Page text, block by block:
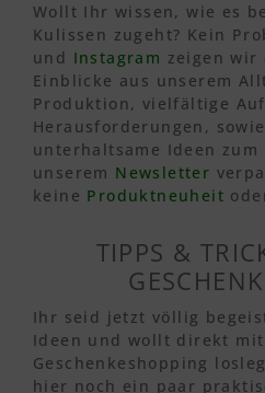
Wollt Ihr wissen, wie es
Kulissen zugeht? Kein
und Instagram zeigen wir
Einblicke aus unserem
Produktion, vielfältige
Herausforderungen,
unterhaltsame Ideen
unserem Newsletter
keine Produktneuheit
TIPPS &
Ihr seid jetzt völlig
Ideen und wollt direkt mit
Geschenkeshopping
hier noch ein paar